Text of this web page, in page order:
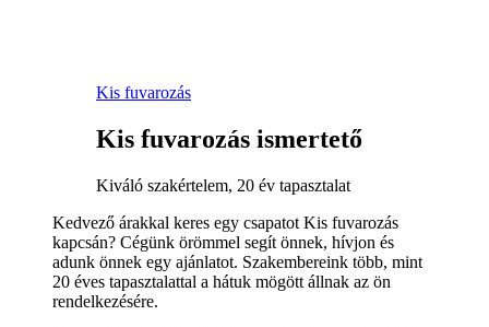
Kis fuvarozás
Kis fuvarozás ismertető
Kiváló szakértelem, 20 év tapasztalat
Kedvező árakkal keres egy csapatot Kis fuvarozás
kapcsán? Cégünk örömmel segít önnek, hívjon és
adunk önnek egy ajánlatot. Szakembereink több, mint
20 éves tapasztalattal a hátuk mögött állnak az ön
rendelkezésére.